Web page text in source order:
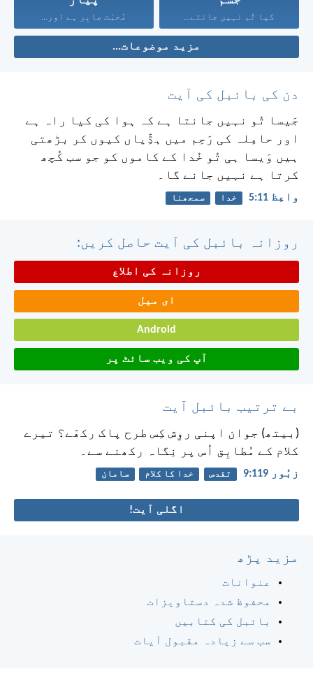
کیا تُم نہیں جانتے... مُحبّت صابِر ہے اور...
مزید موضوعات...
دن کی بائبل کی آیت
جَیسا تُو نہیں جانتا ہے کہ ہوا کی کیا راہ ہے
اور حامِلہ کی رَحِم میں ہڈِّیاں کیوں کر بڑھتی
ہیں وَیسا ہی تُو خُدا کے کاموں کو جو سب کُچھ
کرتا ہے نہیں جانے گا۔
واعِظ 11:‏5 خدا سمجھنا
روزانہ بائبل کی آیت حاصل کریں:
روزانہ کی اطلاع
ای میل
Android
آپ کی ویب سائٹ پر
بے ترتیب بائبل آیت
(بیتھ) جوان اپنی روِش کِس طرح پاک رکھّے؟ تیرے
کلام کے مُطابِق اُس پر نِگاہ رکھنے سے۔
زبُور 119:‏9 تقدس خدا کا کلام سامان
اگلی آیت!
مزید پڑھ
عنوانات
محفوظ شدہ دستاویزات
بائبل کی کتابیں
سب سے زیادہ مقبول آیات